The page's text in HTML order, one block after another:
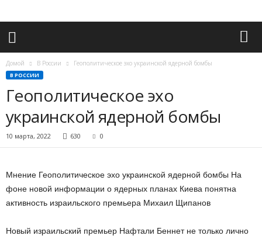
ж
Домой В России Геополитическое эхо украинской ядерной бомбы
В РОССИИ
Геополитическое эхо
украинской ядерной бомбы
10 марта, 2022 630 0
Мнение Геополитическое эхо украинской ядерной бомбы На
фоне новой информации о ядерных планах Киева понятна
активность израильского премьера Михаил Щипанов
Новый израильский премьер Нафтали Беннет не только лично